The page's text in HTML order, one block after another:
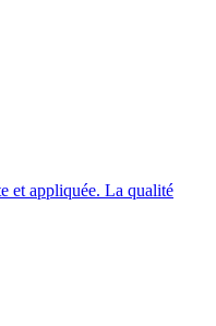
et appliquée. La qualité